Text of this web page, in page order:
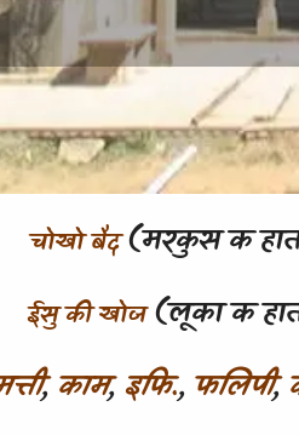
चोखो बैद (मरकुस क
ईसु की खोज (लूका क
, काम, इफि., फलिपी,